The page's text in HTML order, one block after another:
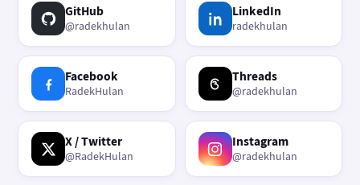
GitHub
@radekhulan
LinkedIn
radekhulan
Facebook
RadekHulan
Threads
@radekhulan
X / Twitter
@RadekHulan
Instagram
@radekhulan